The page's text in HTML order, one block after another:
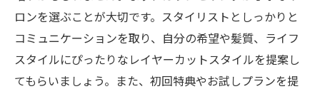
ロンを選ぶことが大切です。スタイリストとしっかりと
コミュニケーションを取り、自分の希望や髪質、ライフ
スタイルにぴったりなレイヤーカットスタイルを提案し
てもらいましょう。また、初回特典やお試しプランを提